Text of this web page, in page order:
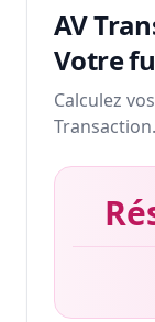
AV
Votre
Calculez
Transaction.